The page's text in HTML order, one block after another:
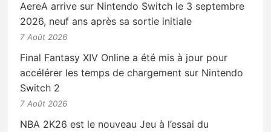
AereA arrive sur Nintendo Switch le 3 septembre
2026, neuf ans après sa sortie initiale
7 Août 2026
Final Fantasy XIV Online a été mis à jour pour
accélérer les temps de chargement sur Nintendo
Switch 2
7 Août 2026
NBA 2K26 est le nouveau Jeu à l’essai du